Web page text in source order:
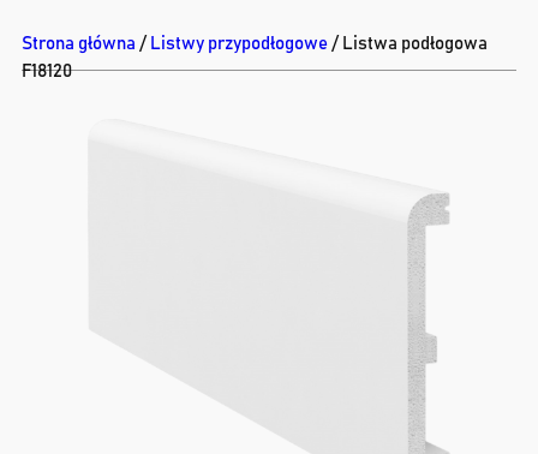
Strona główna / Listwy przypodłogowe / Listwa podłogowa
F18120